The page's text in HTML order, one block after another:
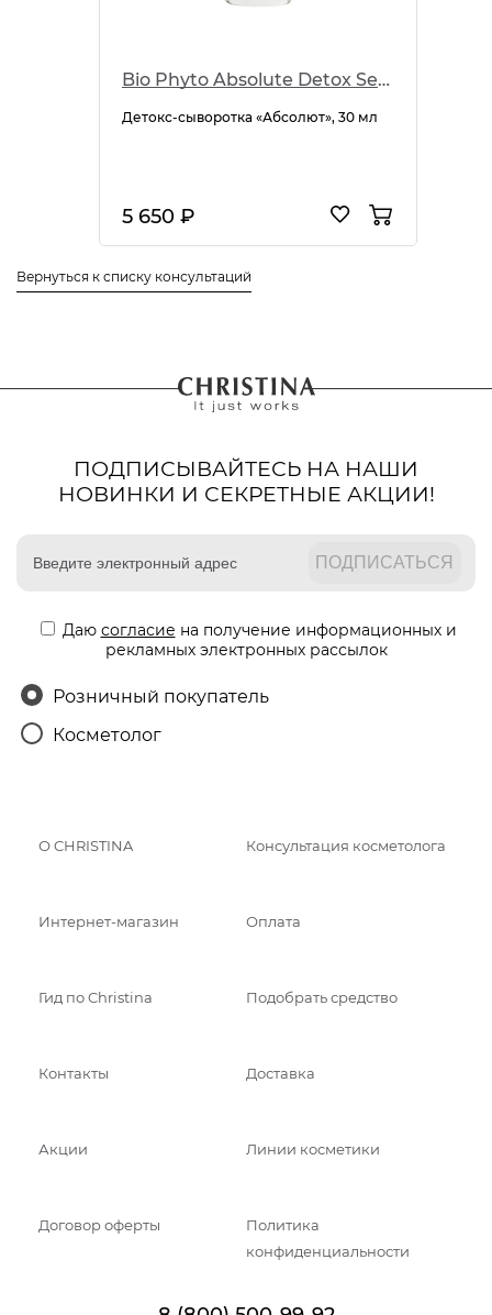
Bio Phyto Absolute Detox Serum
Детокс-сыворотка «Абсолют», 30 мл
5 650 ₽
Вернуться к списку консультаций
ПОДПИСЫВАЙТЕСЬ НА НАШИ
НОВИНКИ И СЕКРЕТНЫЕ АКЦИИ!
Даю согласие на получение информационных и
рекламных электронных рассылок
Розничный покупатель
Косметолог
О CHRISTINA Консультация косметолога
Интернет-магазин Оплата
Гид по Christina Подобрать средство
Контакты Доставка
Акции Линии косметики
Договор оферты
Политика
конфиденциальности